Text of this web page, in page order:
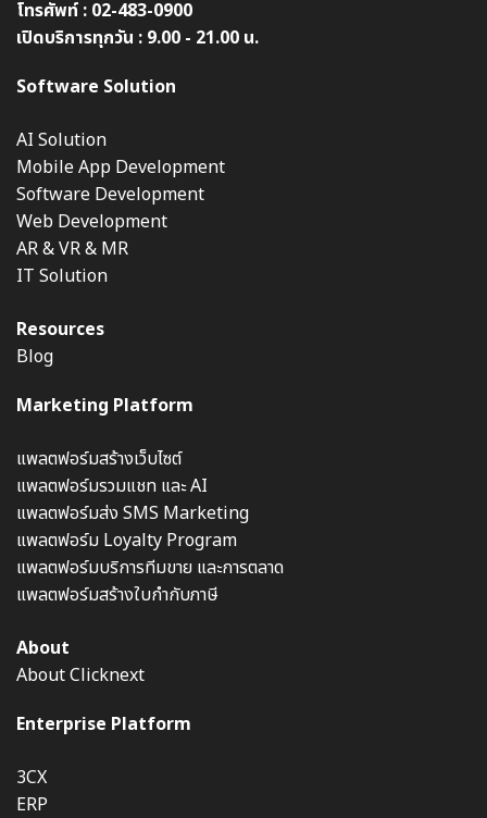
โทรศัพท์ : 02-483-0900
เปิดบริการทุกวัน : 9.00 - 21.00 น.
Software Solution
AI Solution
Mobile App Development
Software Development
Web Development
AR & VR & MR
IT Solution
Resources
Blog
Marketing Platform
แพลตฟอร์มสร้างเว็บไซต์
แพลตฟอร์มรวมแชท และ AI
แพลตฟอร์มส่ง SMS Marketing
แพลตฟอร์ม Loyalty Program
แพลตฟอร์มบริการทีมขาย และการตลาด
แพลตฟอร์มสร้างใบกำกับภาษี
About
About Clicknext
Enterprise Platform
3CX
ERP